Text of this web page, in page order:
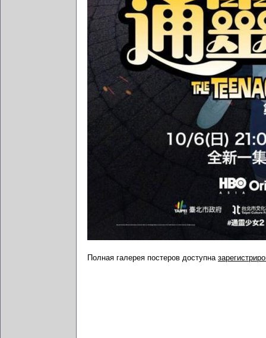
Полная галерея постеров доступна